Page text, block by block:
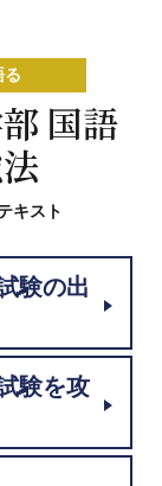
る
国語
キスト
験の出
験を攻